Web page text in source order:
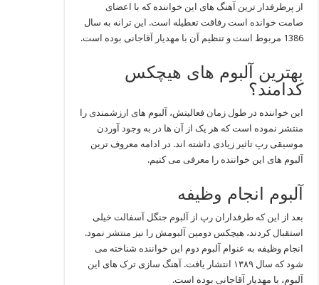
از پرطرفدار ترین آهنگ های این خواننده که با اعضای
صامت خوانده است رفاقت تعطیله است. این ترانه به سال
1386 مربوط است و تنظیم آن با مهدیار آقاجانی بوده است.
بهترین آلبوم های هیچکس
کدامند؟
این خواننده در طول زمان فعالیتش، آلبوم های ارزشمندی را
منتشر نموده است که هر یک از آن ها در به وجود آوردن
موسیقی رپ تاثیر زیادی داشته اند. در ادامه معروف ترین
آلبوم های این خواننده را معرفی می کنیم.
آلبوم انجام وظیفه
بعد از این که طرفداران رپ از آلبوم جنگل آسفالت خیلی
استقبال کردند، هیچکس دومین آلبومش را نیز منتشر نمود.
انجام وظیفه به عنوام آلبوم دوم این خواننده شناخته می
شود که سال ۱۳۸۹ انتشار یافت. آهنگ سازی ترک های این
آلبوم، با مهدیار آقاجانی بوده است.